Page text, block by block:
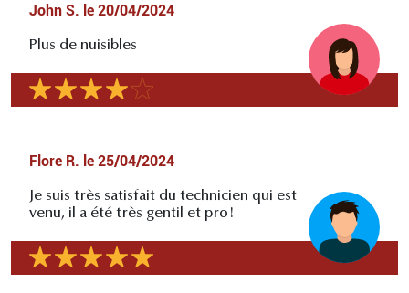
John S. le 20/04/2024
Plus de nuisibles
Flore R. le 25/04/2024
Je suis très satisfait du technicien qui est
venu, il a été très gentil et pro!